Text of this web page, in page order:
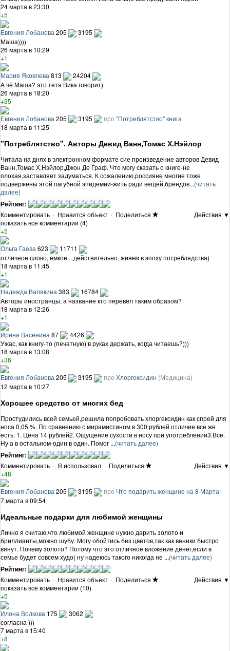
24 марта в 23:30
+5
Евгения Лобанова 205
3195
Маша))))
26 марта в 10:29
+1
Мария Яковлева 813
24204
А чё Маша? это тетя Вика говорит)
26 марта в 18:20
+35
Евгения Лобанова 205 3195 про "Потреблятство" книга
18 марта в 11:25
"Потреблятство". Авторы Девид Ванн,Томас Х.Нэйлор
Читала на днях в электронном формате сие произведение авторов Девид
Ванн,Томас Х.Нэйлор,Джон Де Граф. Что могу сказать о книге-не
плохая,заставляет задуматься. К сожалению,россияне многие тоже
подвержены этой пагубной эпидемии-жить ради вещей,брендов...(читать
далее)
Рейтинг:
Комментировать · Нравится объект · Поделиться
Действия ▼
показать все комментарии (4)
+5
Ольга Гаева 623
11711
отличное слово, емкое....действительно, живем в эпоху потреблядства)
18 марта в 11:45
+1
Надежда Валякина 383
16784
Авторы иностранцы, а название кто перевёл таким образом?
18 марта в 12:26
+1
Ирина Васенина 87
4426
Ужас, как книгу-то (печатную) в руках держать, когда читаешь?)))
18 марта в 13:08
+36
Евгения Лобанова 205 3195 про Хлоргексидин (Медицина)
12 марта в 10:27
Хорошее средство от многих бед
Простудились всей семьей,решила попробовать хлоргексидин как спрей для
носа 0,05 %. По сравнению с мирамистином в 300 рублей отличие все же
есть. 1. Цена 14 рублей2. Ощущение сухости в носу при употреблении3.Все.
Ну а в остальном-один в один. Помог ...(читать далее)
Рейтинг:
Комментировать · Я использовал · Поделиться
Действия ▼
+48
Евгения Лобанова 205 3195 про Что подарить женщине на 8 Марта!
7 марта в 09:54
Идеальные подарки для любимой женщины
Лично я считаю,что любимой женщине нужно дарить золото и
бриллианты,можно шубу. Могу обойтись без цветов,так как веники быстро
вянут. Почему золото? Потому что это отличное вложение денег,если в
семье будет совсем худо( ну надеюсь такого никогда не ...(читать далее)
Рейтинг:
Комментировать · Нравится объект · Поделиться
Действия ▼
показать все комментарии (10)
+5
Илона Волкова 175
3062
согласна )))
7 марта в 15:40
+8